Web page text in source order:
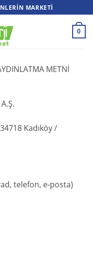
MARKETI
0
METNİ
Kadıköy /
telefon, e-posta)